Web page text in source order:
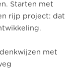
Starten met
rijp project: dat
met